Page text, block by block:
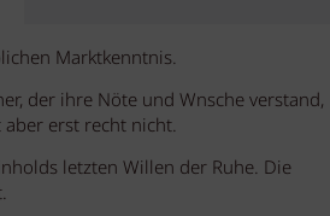
Marktkenntnis.
der ihre Nöte und Wnsche verstand,
erst recht nicht.
letzten Willen der Ruhe. Die